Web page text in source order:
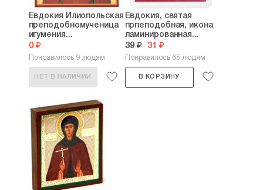
Евдокия Илиопольская
преподобномученица
игумения...
0 ₽
Понравилось 9 людям
НЕТ В НАЛИЧИИ
Евдокия, святая
прпеподобная, икона
ламинированная...
39 ₽ 31 ₽
Понравилось 65 людям
В КОРЗИНУ